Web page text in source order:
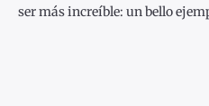
ser más increíble: un bello